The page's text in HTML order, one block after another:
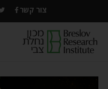
צור קשר